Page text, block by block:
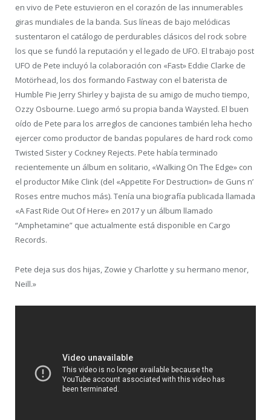
en vivo de Pete estuvieron en el corazón de las innumerables
giras mundiales de la banda. Sus líneas de bajo melódicas
sustentaron el catálogo de perdurables clásicos del rock sobre
los que se fundó la reputación y el legado de UFO. El trabajo post
UFO de Pete incluyó la colaboración con «Fast» Eddie Clarke de
Motörhead, los dos formando Fastway con el baterista de
Humble Pie Jerry Shirley y bajista de su amigo de mucho tiempo,
Ozzy Osbourne. Luego armó su propia banda Waysted. El buen
oído de Pete para los arreglos de canciones también leha hecho
ejercer como productor de bandas populares de hard rock como
Twisted Sister y Cockney Rejects. Pete había terminado
recientemente un álbum en solitario, «Walking On The Edge» con
el productor Mike Clink (del «Appetite For Destruction» de Guns n’
Roses entre muchos más). Tenía una biografía publicada llamada
«A Fast Ride Out Of Here» en 2017 y un álbum llamado
“Amphetamine” que actualmente está disponible en Cargo
Records.
Pete deja sus dos hijas, Zowie y Charlotte y su hermano menor,
Neill.»